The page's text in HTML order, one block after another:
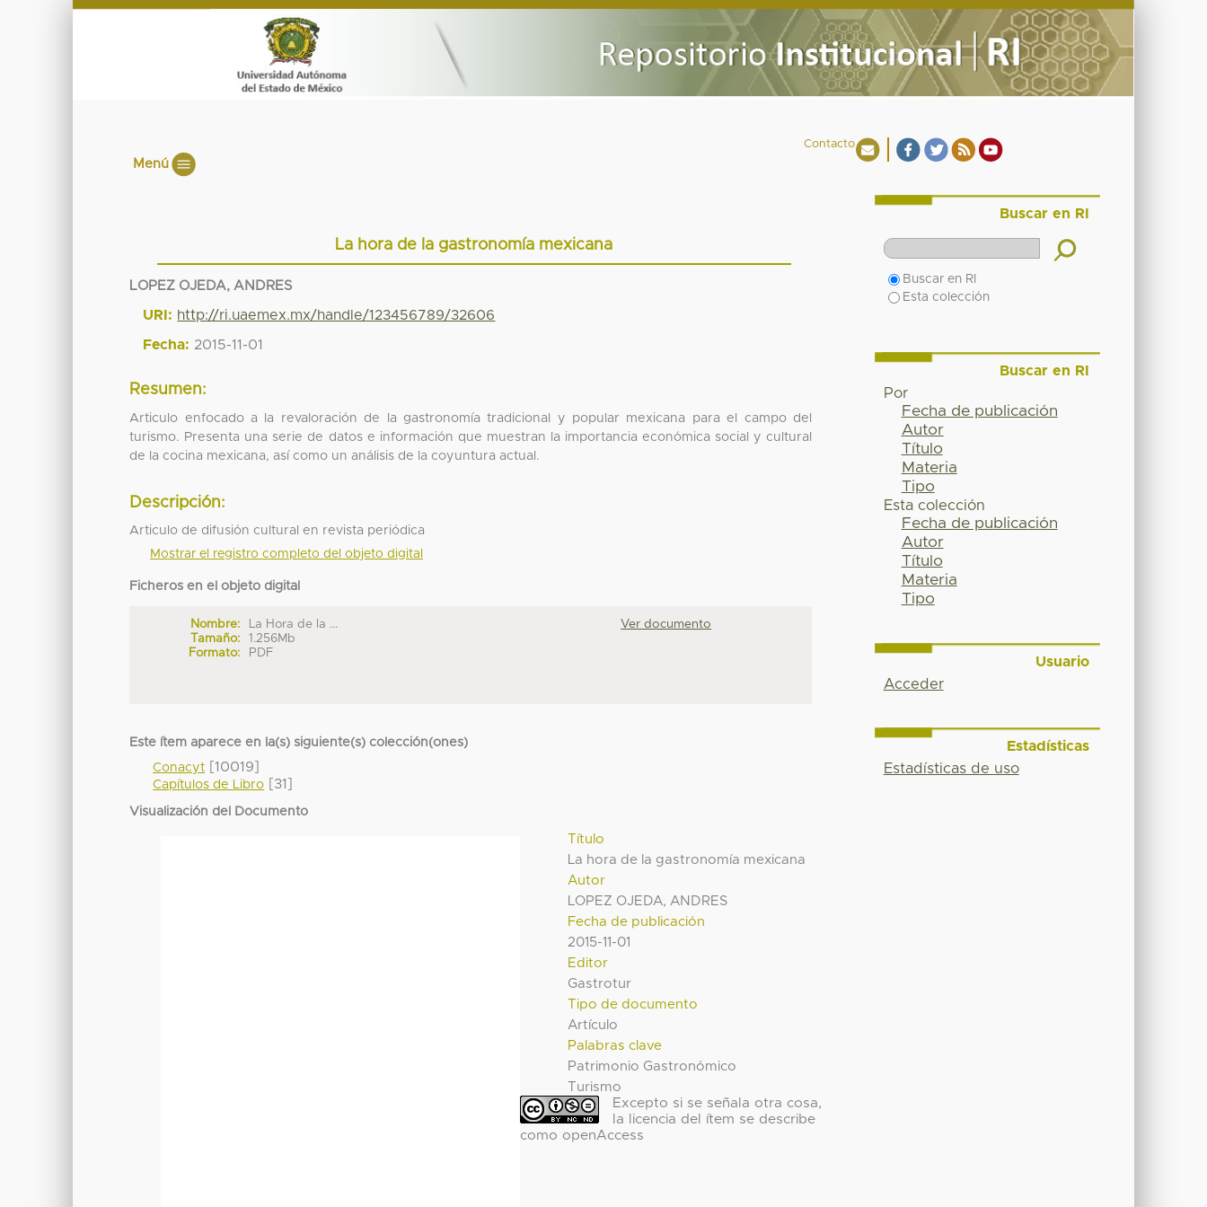
Contacto
Menú
La hora de la gastronomía mexicana
LOPEZ OJEDA, ANDRES
URI: http://ri.uaemex.mx/handle/123456789/32606
Fecha: 2015-11-01
Resumen:
Articulo enfocado a la revaloración de la gastronomía tradicional y popular mexicana para el campo del
turismo. Presenta una serie de datos e información que muestran la importancia económica social y cultural
de la cocina mexicana, así como un análisis de la coyuntura actual.
Descripción:
Articulo de difusión cultural en revista periódica
Mostrar el registro completo del objeto digital
Ficheros en el objeto digital
Nombre:
La Hora de la ...
Tamaño:
1.256Mb
Formato:
PDF
Ver documento
Este ítem aparece en la(s) siguiente(s) colección(ones)
Conacyt [10019]
Capítulos de Libro [31]
Visualización del Documento
Título
La hora de la gastronomía mexicana
Autor
LOPEZ OJEDA, ANDRES
Fecha de publicación
2015-11-01
Editor
Gastrotur
Tipo de documento
Artículo
Palabras clave
Patrimonio Gastronómico
Turismo
Excepto si se señala otra cosa,
la licencia del ítem se describe
como openAccess
Buscar en RI
Buscar en RI
Esta colección
Buscar en RI
Por
Fecha de publicación
Autor
Título
Materia
Tipo
Esta colección
Fecha de publicación
Autor
Título
Materia
Tipo
Usuario
Acceder
Estadísticas
Estadísticas de uso